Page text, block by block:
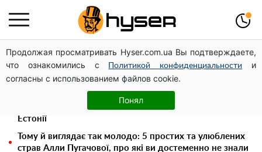
Продолжая просматривать Hyser.com.ua Вы подтверждаете,
что ознакомились с
Политикой конфиденциальности
и
согласны с использованием файлов cookie.
Понял
Українська авіатранспортна асоціація звернулася до
Мінфіну із закликом уніфікувати оподаткування
авіалізингу
Дрони із націнкою: Олександр Конотопський вивів
мільйони оборонного бюджету через фіктивну фірму в
Естонії
Тому й виглядає так молодо: 5 простих та улюблених
страв Алли Пугачової, про які ви достеменно не знали